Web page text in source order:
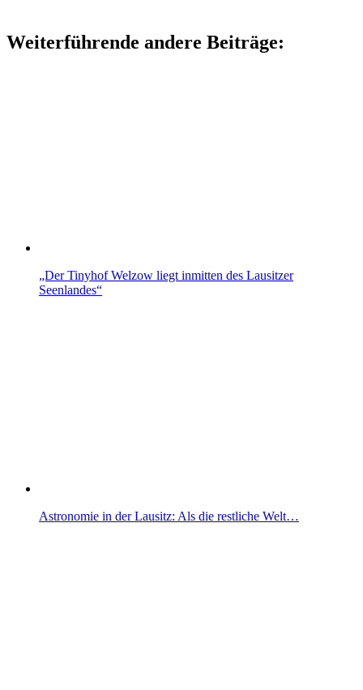
Weiterführende andere Beiträge:
„Der Tinyhof Welzow liegt inmitten des Lausitzer
Seenlandes“
Astronomie in der Lausitz: Als die restliche Welt…